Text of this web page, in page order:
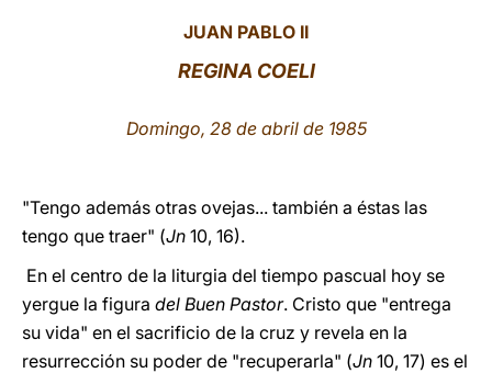
JUAN PABLO II
REGINA COELI
Domingo, 28 de abril de 1985
"Tengo además otras ovejas... también a éstas las
tengo que traer" (Jn 10, 16).
En el centro de la liturgia del tiempo pascual hoy se
yergue la figura del Buen Pastor. Cristo que "entrega
su vida" en el sacrificio de la cruz y revela en la
resurrección su poder de "recuperarla" (Jn 10, 17) es el